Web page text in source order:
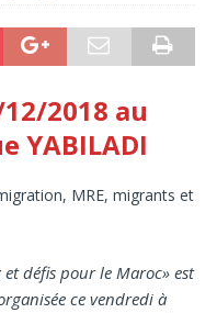
2018 au
YABILADI
MRE, migrants et
défis pour le Maroc» est
ce vendredi à